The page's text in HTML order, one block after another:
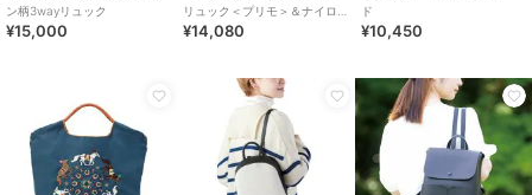
ン柄3wayリュック
¥15,000
リュック＜プリモ＞＆ナイロ
ンサコッシュ
¥14,080
ド
¥10,450